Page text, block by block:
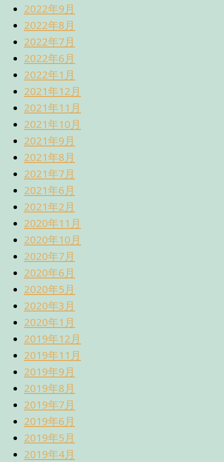
2022年9月
2022年8月
2022年7月
2022年6月
2022年1月
2021年12月
2021年11月
2021年10月
2021年9月
2021年8月
2021年7月
2021年6月
2021年2月
2020年11月
2020年10月
2020年7月
2020年6月
2020年5月
2020年3月
2020年1月
2019年12月
2019年11月
2019年9月
2019年8月
2019年7月
2019年6月
2019年5月
2019年4月